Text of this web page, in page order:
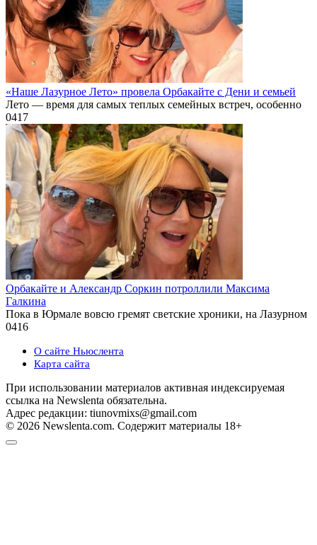
«Наше Лазурное Лето» провела Орбакайте с Дени и семьей
Лето — время для самых теплых семейных встреч, особенно
0417
Орбакайте и Александр Соркин потроллили Максима
Галкина
Пока в Юрмале вовсю гремят светские хроники, на Лазурном
0416
О сайте Ньюслента
Карта сайта
При использовании материалов активная индексируемая
ссылка на Newslenta обязательна.
Адрес редакции: tiunovmixs@gmail.com
© 2026 Newslenta.com. Содержит материалы 18+